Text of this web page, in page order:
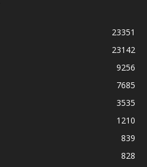
23351
23142
9256
7685
3535
1210
839
828